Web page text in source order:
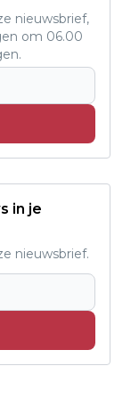
nieuwsbrief,
om 06.00
in je
nieuwsbrief.